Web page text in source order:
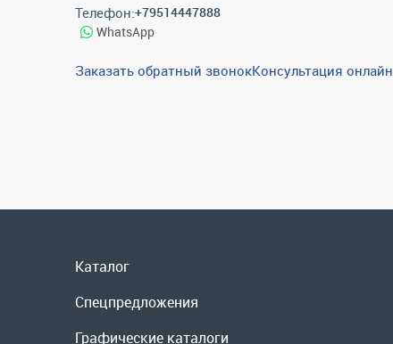
Телефон:+79514447888
WhatsApp
Заказать обратный звонокКонсультация онлайн
Каталог
Гарантии и возврат